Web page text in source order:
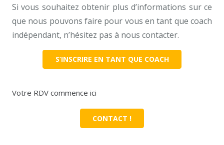
Si vous souhaitez obtenir plus d’informations sur ce
que nous pouvons faire pour vous en tant que coach
indépendant, n’hésitez pas à nous contacter.
S’INSCRIRE EN TANT QUE COACH
Votre RDV commence ici
CONTACT !